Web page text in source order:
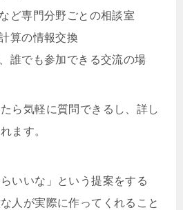
ど専門分野ごとの相談室
算の情報交換
誰でも参加できる交流の場
ら気軽に質問できるし、詳し
ます。
いいな」という提案をする
人が実際に作ってくれること